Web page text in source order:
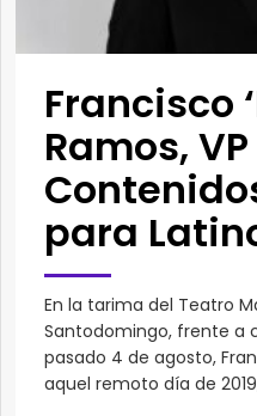
Francisco
Ramos,
para
En la tarima del Teatro
Santodomingo, frente a
pasado 4 de agosto,
aquel remoto día de